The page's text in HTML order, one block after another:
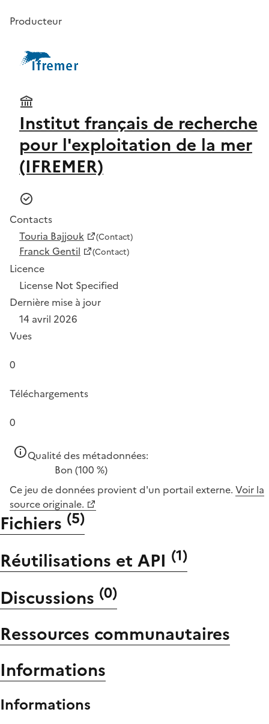
Producteur
Institut français de recherche
pour l'exploitation de la mer
(IFREMER)
Contacts
Touria Bajjouk
(Contact)
Franck Gentil (Contact)
Licence
License Not Specified
Dernière mise à jour
14 avril 2026
Vues
0
Téléchargements
0
Qualité des métadonnées:
Bon (100 %)
Ce jeu de données provient d'un portail externe. Voir la
source originale.
Fichiers (5)
Réutilisations et API (1)
Discussions (0)
Ressources communautaires
Informations
Informations